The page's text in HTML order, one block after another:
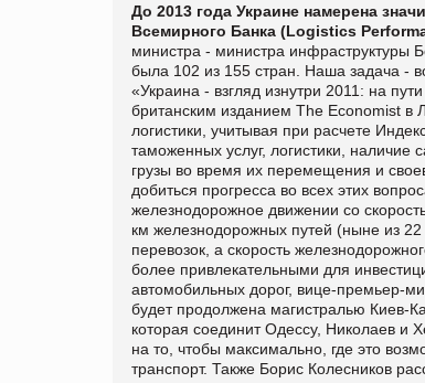
До 2013 года Украине намерена
Всемирного Банка (Logistics
министра - министра инфраструктуры
была 102 из 155 стран. Наша задача -
«Украина - взгляд изнутри 2011: на
британским изданием The Economist в
логистики, учитывая при расчете
таможенных услуг, логистики,
грузы во время их перемещения и
добиться прогресса во всех этих
железнодорожное движении со
км железнодорожных путей (ныне из
перевозок, а скорость
более привлекательными для
автомобильных дорог, вице-премьер-
будет продолжена магистралью Киев-
которая соединит Одессу, Николаев и
на то, чтобы максимально, где это
транспорт. Также Борис Колесников